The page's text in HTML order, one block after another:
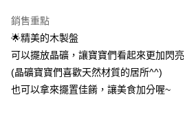
街口支付
悠遊付
ATM付款
銷售重點
🌟精美的木製盤
可以擺放晶礦，讓寶寶們看起來更加閃亮
(晶礦寶寶們喜歡天然材質的居所^^)
也可以拿來擺置佳餚，讓美食加分喔~